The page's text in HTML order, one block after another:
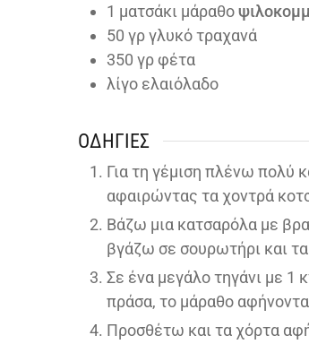
1 ματσάκι μάραθο
50 γρ γλυκό τραχανά
350 γρ φέτα
λίγο ελαιόλαδο
ΟΔΗΓΊΕΣ
Για τη γέμιση πλένω πολύ
αφαιρώντας τα χοντρά
Βάζω μια κατσαρόλα με
βγάζω σε σουρωτήρι και
Σε ένα μεγάλο τηγάνι με 1
πράσα, το μάραθο
Προσθέτω και τα χόρτα